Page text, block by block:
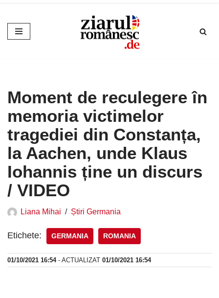
Sari
la
Moment de reculegere în
memoria victimelor
tragediei din Constanța,
la Aachen, unde Klaus
Iohannis ține un discurs
/ VIDEO
Liana Mihai Știri Germania
Etichete: GERMANIA ROMANIA
01/10/2021 16:54- ACTUALIZAT 01/10/2021 16:54